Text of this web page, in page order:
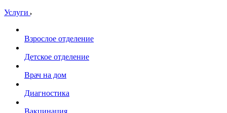
Услуги
Взрослое отделение
Детское отделение
Врач на дом
Диагностика
Вакцинация